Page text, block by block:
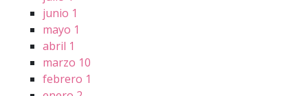
junio 1
mayo 1
abril 1
marzo 10
febrero 1